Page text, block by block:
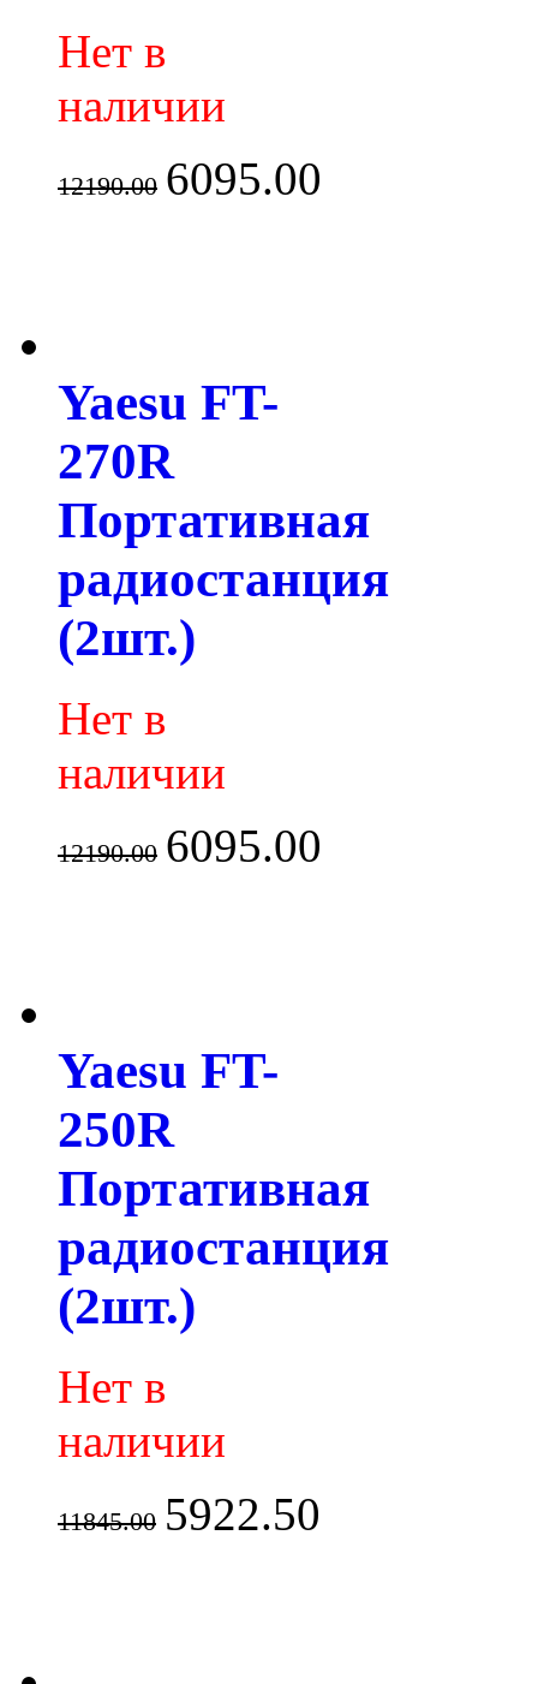
Нет в
наличии
12190.00 6095.00
Yaesu FT-
270R
Портативная
радиостанция
(2шт.)
Нет в
наличии
12190.00 6095.00
Yaesu FT-
250R
Портативная
радиостанция
(2шт.)
Нет в
наличии
11845.00 5922.50